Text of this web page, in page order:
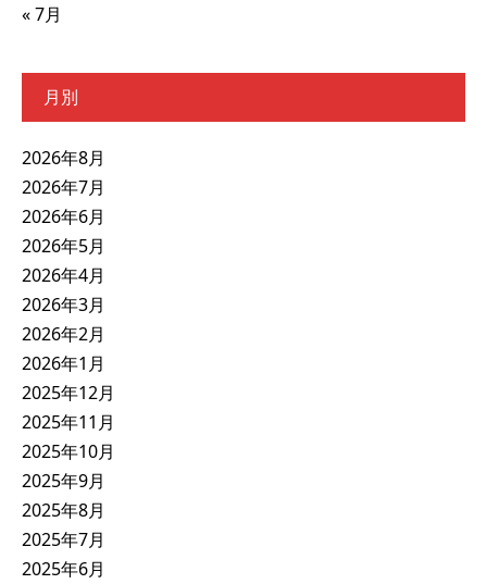
« 7月
月別
2026年8月
2026年7月
2026年6月
2026年5月
2026年4月
2026年3月
2026年2月
2026年1月
2025年12月
2025年11月
2025年10月
2025年9月
2025年8月
2025年7月
2025年6月